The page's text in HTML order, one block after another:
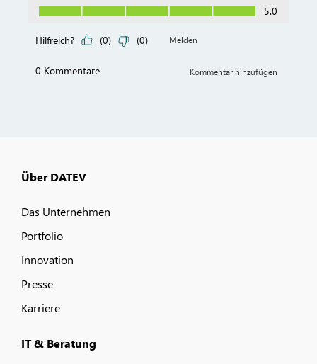
Über DATEV
Das Unternehmen
Portfolio
Innovation
Presse
Karriere
IT & Beratung